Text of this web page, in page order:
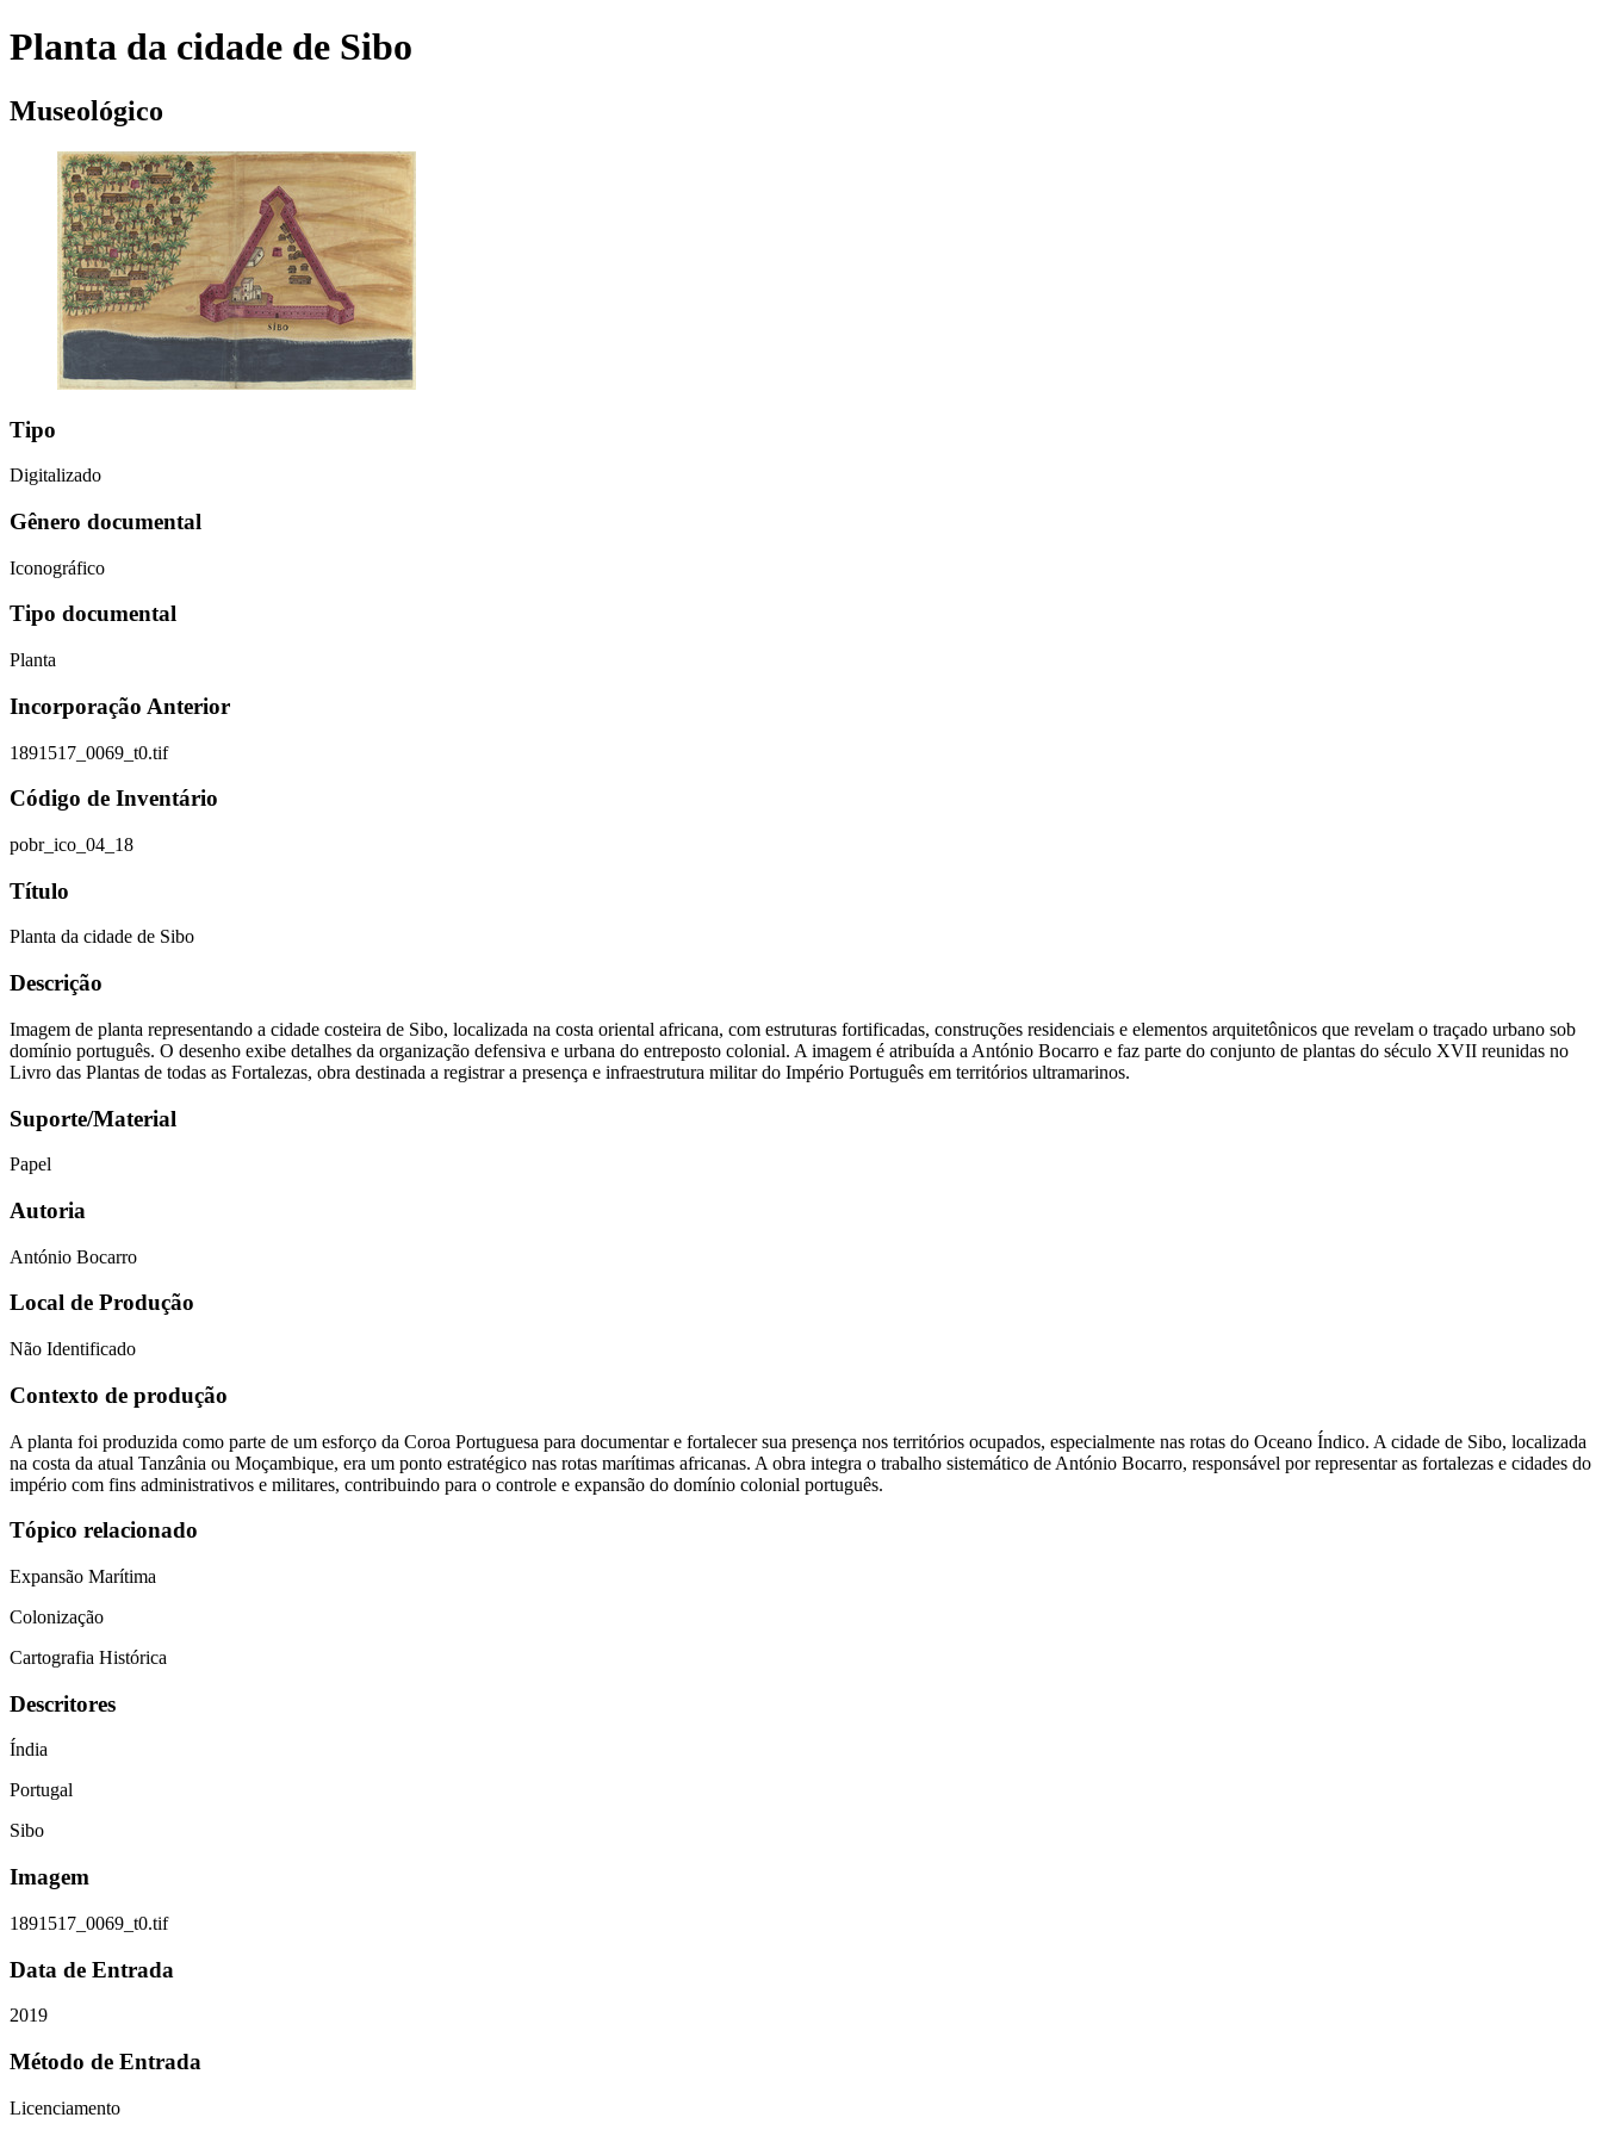
Planta da cidade de Sibo
Museológico
Tipo
Digitalizado
Gênero documental
Iconográfico
Tipo documental
Planta
Incorporação Anterior
1891517_0069_t0.tif
Código de Inventário
pobr_ico_04_18
Título
Planta da cidade de Sibo
Descrição
Imagem de planta representando a cidade costeira de Sibo, localizada na costa oriental africana, com estruturas fortificadas, construções residenciais e elementos arquitetônicos que revelam o traçado urbano sob
domínio português. O desenho exibe detalhes da organização defensiva e urbana do entreposto colonial. A imagem é atribuída a António Bocarro e faz parte do conjunto de plantas do século XVII reunidas no
Livro das Plantas de todas as Fortalezas, obra destinada a registrar a presença e infraestrutura militar do Império Português em territórios ultramarinos.
Suporte/Material
Papel
Autoria
António Bocarro
Local de Produção
Não Identificado
Contexto de produção
A planta foi produzida como parte de um esforço da Coroa Portuguesa para documentar e fortalecer sua presença nos territórios ocupados, especialmente nas rotas do Oceano Índico. A cidade de Sibo, localizada
na costa da atual Tanzânia ou Moçambique, era um ponto estratégico nas rotas marítimas africanas. A obra integra o trabalho sistemático de António Bocarro, responsável por representar as fortalezas e cidades do
império com fins administrativos e militares, contribuindo para o controle e expansão do domínio colonial português.
Tópico relacionado
Expansão Marítima
Colonização
Cartografia Histórica
Descritores
Índia
Portugal
Sibo
Imagem
1891517_0069_t0.tif
Data de Entrada
2019
Método de Entrada
Licenciamento